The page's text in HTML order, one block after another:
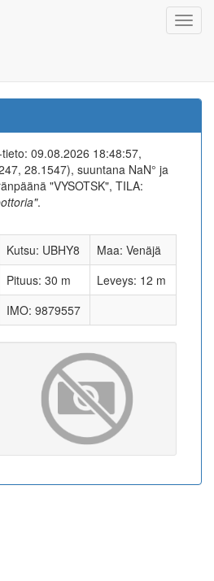
09.08.2026 18:48:57,
28.1547), suuntana NaN° ja
"VYSOTSK", TILA:
.
Kutsu: UBHY8
Maa: Venäjä
Pituus: 30 m
Leveys: 12 m
IMO: 9879557